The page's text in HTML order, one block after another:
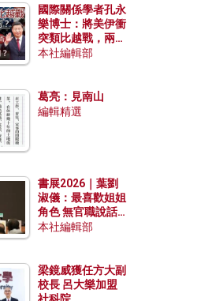
國際關係學者孔永
樂博士：將美伊衝
突類比越戰，兩者
有何異同？中國崛
本社編輯部
葛亮：見南山
編輯精選
書展2026｜葉劉
淑儀：最喜歡姐姐
角色 無官職說話
包袱少
本社編輯部
梁鏡威獲任方大副
校長 呂大樂加盟